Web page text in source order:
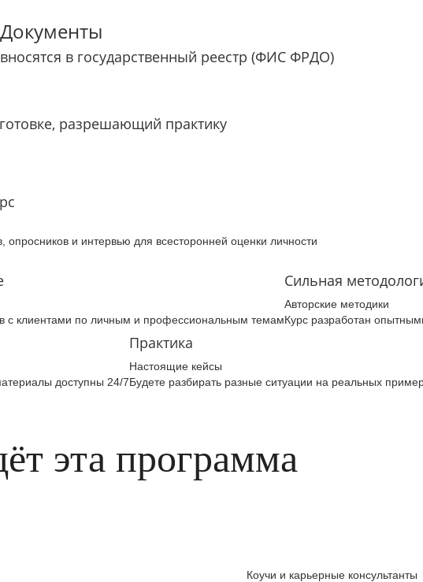
Документы
вносятся в государственный реестр (ФИС ФРДО)
разрешающий практику
опросников и интервью для всесторонней оценки личности
с клиентами по личным и профессиональным темам
Сильная
Авторские методики
Курс разработан
доступны 24/7
Практика
Настоящие кейсы
Будете разбирать разные ситуации на реальных
эта программа
Коучи и карьерные консультанты